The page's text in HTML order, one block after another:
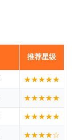
推荐星级
★★★★★
★★★★★
★★★★★
★★★★☆